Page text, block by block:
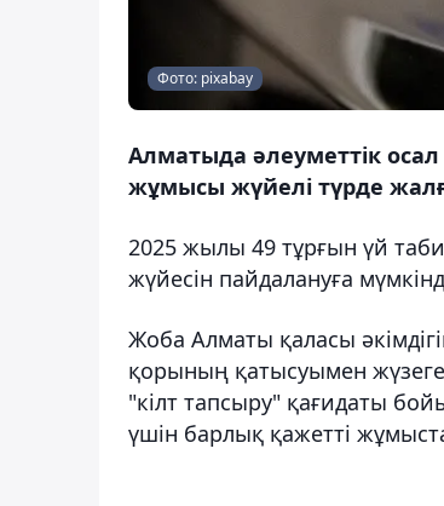
Фото: pixabay
Алматыда әлеуметтік
жұмысы жүйелі түрде
2025 жылы 49 тұрғын үй
жүйесін пайдалануға
Жоба Алматы қаласы
қорының қатысуымен
"кілт тапсыру" қағидаты
үшін барлық қажетті